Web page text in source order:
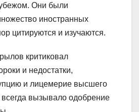
Они были
иностранных
цитируются и изучаются.
критиковал
и недостатки,
и лицемерие высшего
вызывало одобрение